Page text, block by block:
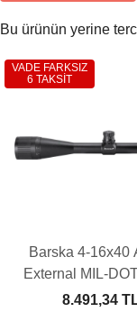
Bu ürünün yerine
Barska 4-16x40
External MIL-
Dürbünü
8.491,34
VADE FARKSIZ
6 TAKSİT